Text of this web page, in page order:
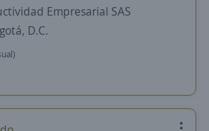
Empresarial SAS
D.C.